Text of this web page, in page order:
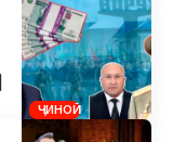
ҶИНОӢ